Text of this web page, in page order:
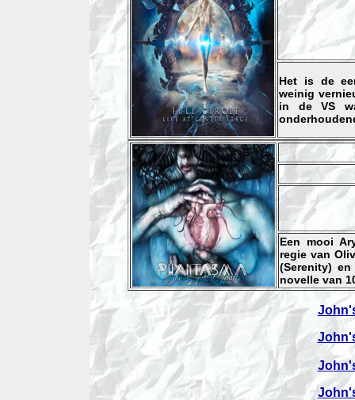
Het is de
weinig
in de VS
Een mooi
regie van
(Serenity)
novelle van